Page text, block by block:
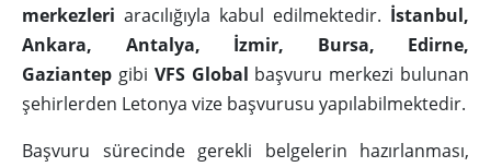
merkezleri aracılığıyla kabul edilmektedir. İstanbul,
Ankara, Antalya, İzmir, Bursa, Edirne,
Gaziantep gibi VFS Global başvuru merkezi bulunan
şehirlerden Letonya vize başvurusu yapılabilmektedir.
Başvuru sürecinde gerekli belgelerin hazırlanması,